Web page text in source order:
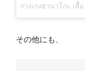
その他にも、